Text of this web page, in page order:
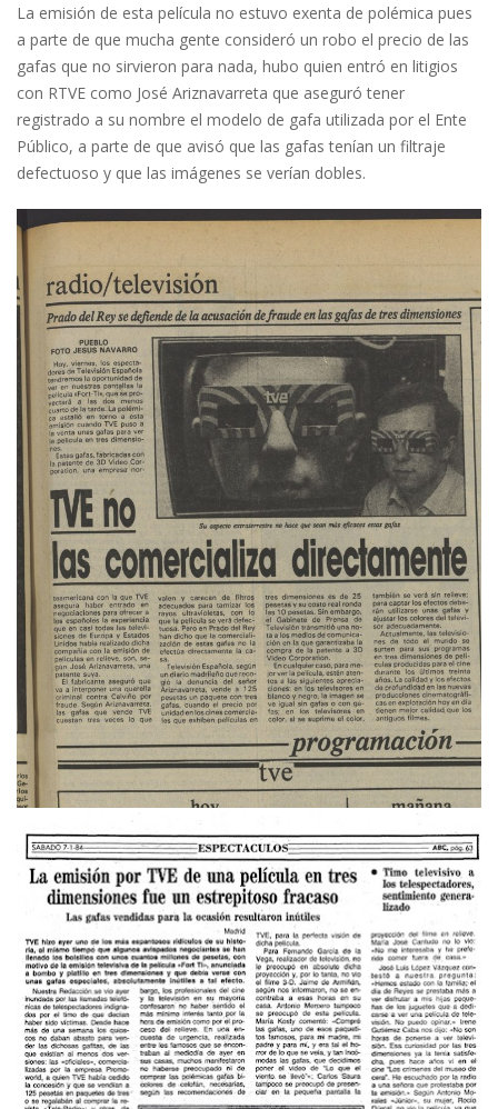
La emisión de esta película no estuvo exenta de polémica pues
a parte de que mucha gente consideró un robo el precio de las
gafas que no sirvieron para nada, hubo quien entró en litigios
con RTVE como José Ariznavarreta que aseguró tener
registrado a su nombre el modelo de gafa utilizada por el Ente
Público, a parte de que avisó que las gafas tenían un filtraje
defectuoso y que las imágenes se verían dobles.